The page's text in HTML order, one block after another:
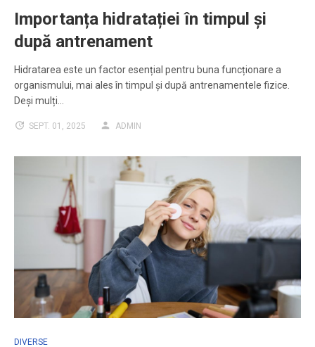
Importanța hidratației în timpul și
după antrenament
Hidratarea este un factor esențial pentru buna funcționare a
organismului, mai ales în timpul și după antrenamentele fizice.
Deși mulți…
SEPT. 01, 2025 ADMIN
DIVERSE